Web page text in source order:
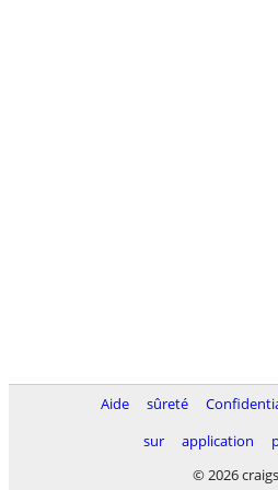
Aide sûreté
sur
application
© 2026